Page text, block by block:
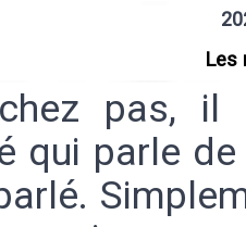
Les
pas, il
qui parle